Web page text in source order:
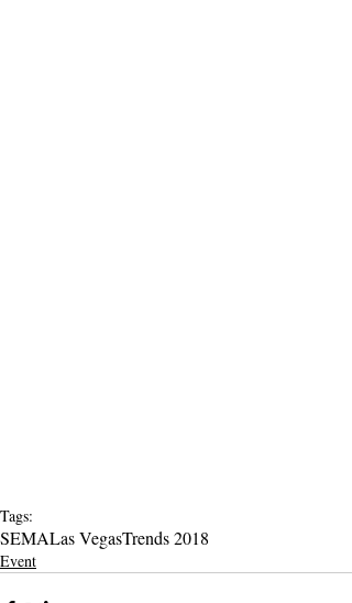
Tags:
SEMALas VegasTrends 2018
Event